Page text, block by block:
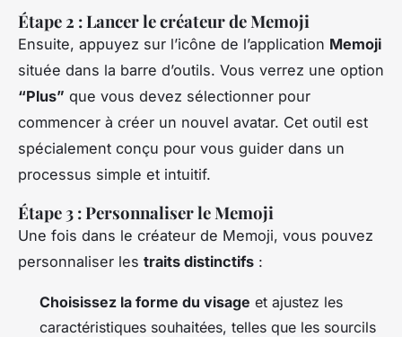
Étape 2 : Lancer le créateur de Memoji
Ensuite, appuyez sur l’icône de l’application Memoji
située dans la barre d’outils. Vous verrez une option
“Plus” que vous devez sélectionner pour
commencer à créer un nouvel avatar. Cet outil est
spécialement conçu pour vous guider dans un
processus simple et intuitif.
Étape 3 : Personnaliser le Memoji
Une fois dans le créateur de Memoji, vous pouvez
personnaliser les traits distinctifs :
Choisissez la forme du visage et ajustez les
caractéristiques souhaitées, telles que les sourcils